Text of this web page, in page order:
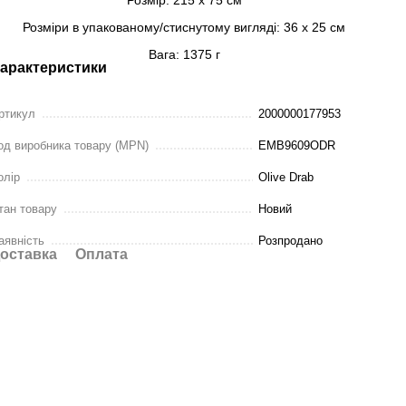
Розміри в упакованому/стиснутому вигляді: 36 х 25 см
Вага: 1375 г
2000000177953
виробника товару (MPN) EMB9609ODR
Olive Drab
товару Новий
Розпродано
Оплата